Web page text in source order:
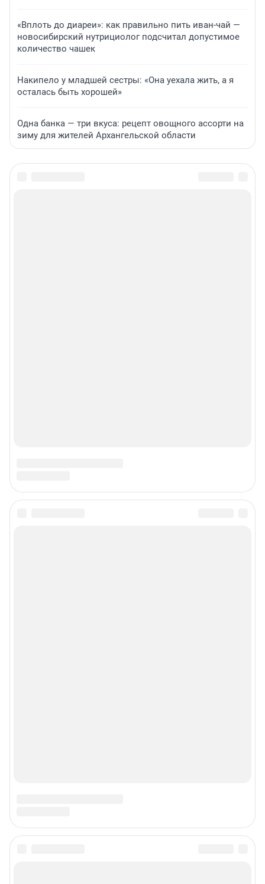
«Вплоть до диареи»: как правильно пить иван-чай —
новосибирский нутрициолог подсчитал допустимое
количество чашек
Накипело у младшей сестры: «Она уехала жить, а я
осталась быть хорошей»
Одна банка — три вкуса: рецепт овощного ассорти на
зиму для жителей Архангельской области